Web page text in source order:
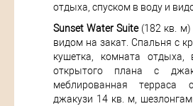
отдыха, спуском в воду и
Sunset Water Suite(182 кв. м)
видом на закат. Спальня с
кушетка, комната отдыха,
открытого плана с
меблированная терраса
джакузи 14 кв. м,